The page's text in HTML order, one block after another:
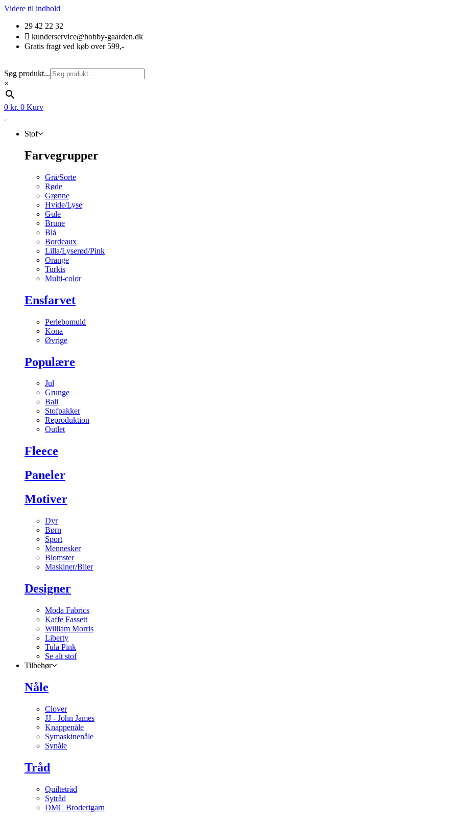
Videre til indhold
29 42 22 32
kunderservice@hobby-gaarden.dk
Gratis fragt ved køb over 599,-
Søg produkt...
×
0 kr. 0 Kurv
Stof
Farvegrupper
Grå/Sorte
Røde
Grønne
Hvide/Lyse
Gule
Brune
Blå
Bordeaux
Lilla/Lyserød/Pink
Orange
Turkis
Multi-color
Ensfarvet
Perlebomuld
Kona
Øvrige
Populære
Jul
Grunge
Bali
Stofpakker
Reproduktion
Outlet
Fleece
Paneler
Motiver
Dyr
Børn
Sport
Mennesker
Blomster
Maskiner/Biler
Designer
Moda Fabrics
Kaffe Fassett
William Morris
Liberty
Tula Pink
Se alt stof
Tilbehør
Nåle
Clover
JJ - John James
Knappenåle
Symaskinenåle
Synåle
Tråd
Quiltetråd
Sytråd
DMC Broderigarn